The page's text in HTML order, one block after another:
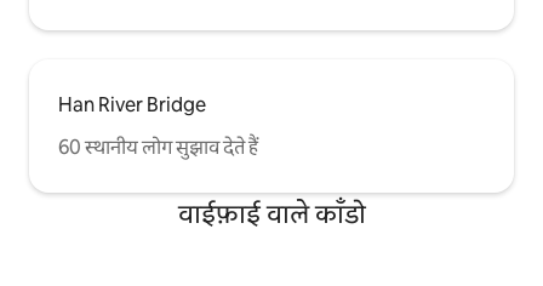
Han River Bridge
60 स्थानीय लोग सुझाव देते हैं
वाईफ़ाई वाले काँडो